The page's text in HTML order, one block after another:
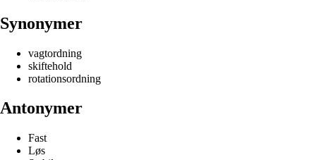
Synonymer
vagtordning
skiftehold
rotationsordning
Antonymer
Fast
Løs